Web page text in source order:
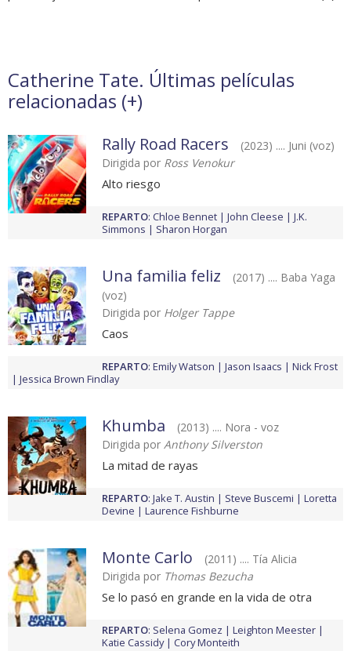
Catherine Tate. Últimas películas
relacionadas (+)
Rally Road Racers
(2023) .... Juni (voz)
Dirigida por Ross Venokur
Alto riesgo
REPARTO: Chloe Bennet John Cleese
J.K.
Simmons
Sharon Horgan
Una familia feliz
(2017) .... Baba Yaga
(voz)
Dirigida por Holger Tappe
Caos
REPARTO: Emily Watson Jason Isaacs
Nick Frost
Jessica Brown Findlay
Khumba
(2013) .... Nora - voz
Dirigida por Anthony Silverston
La mitad de rayas
REPARTO: Jake T. Austin Steve Buscemi
Loretta
Devine
Laurence Fishburne
Monte Carlo
(2011) .... Tía Alicia
Dirigida por Thomas Bezucha
Se lo pasó en grande en la vida de otra
REPARTO: Selena Gomez
Leighton Meester
Katie Cassidy
Cory Monteith